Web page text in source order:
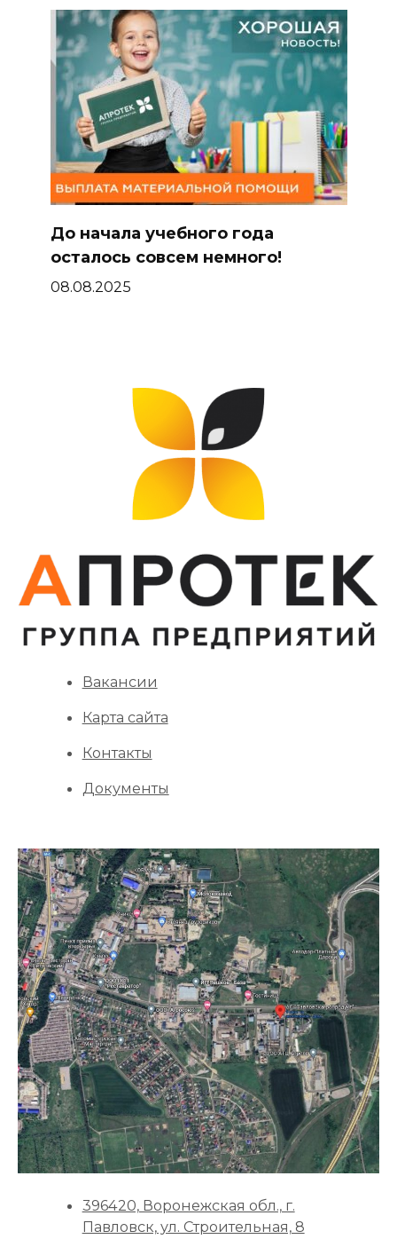
До начала учебного года
осталось совсем немного!
08.08.2025
Вакансии
Карта сайта
Контакты
Документы
396420, Воронежская обл., г.
Павловск, ул. Строительная, 8